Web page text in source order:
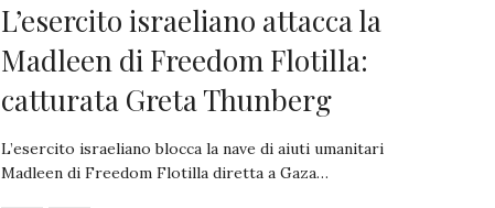
L’esercito israeliano attacca la
Madleen di Freedom Flotilla:
catturata Greta Thunberg
L’esercito israeliano blocca la nave di aiuti umanitari
Madleen di Freedom Flotilla diretta a Gaza…